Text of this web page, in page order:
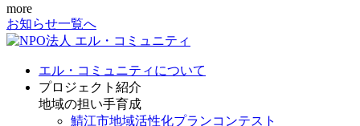
more
お知らせ一覧へ
エル・コミュニティについて
プロジェクト紹介
地域の担い手育成
鯖江市地域活性化プランコンテスト